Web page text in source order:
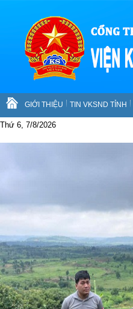
GIỚI THIỆU TIN VKSND TỈNH
Thứ 6, 7/8/2026